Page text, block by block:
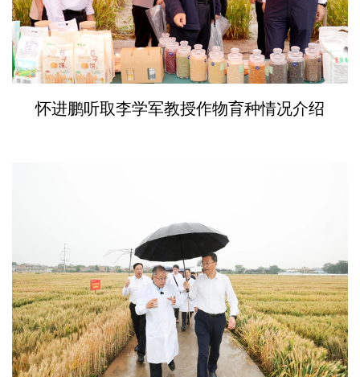
怀进鹏听取李学军教授作物育种情况介绍